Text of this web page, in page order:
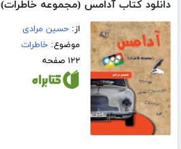
دانلود کتاب آدامس (مجموعه خاطرات)
از:حسین مرادی
موضوع:خاطرات
۱۲۲ صفحه